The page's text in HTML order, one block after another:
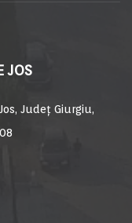
JOS
Județ Giurgiu,